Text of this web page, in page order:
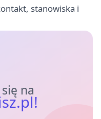
stanowiska i
na